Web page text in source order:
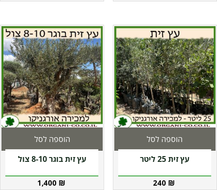
עץ זית 25 ליטר
240 ₪
הוספה לסל
עץ זית בוגר 8-10 צול
1,400 ₪
הוספה לסל